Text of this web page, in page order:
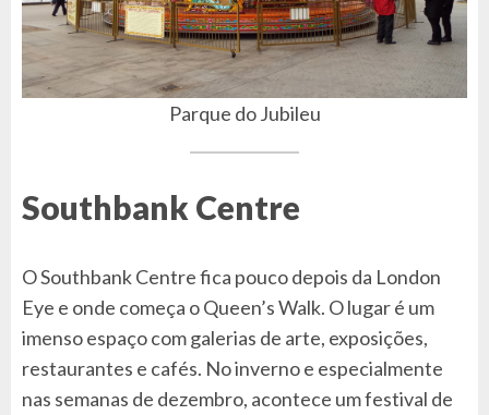
Parque do Jubileu
Southbank Centre
O Southbank Centre fica pouco depois da London
Eye e onde começa o Queen’s Walk. O lugar é um
imenso espaço com galerias de arte, exposições,
restaurantes e cafés. No inverno e especialmente
nas semanas de dezembro, acontece um festival de